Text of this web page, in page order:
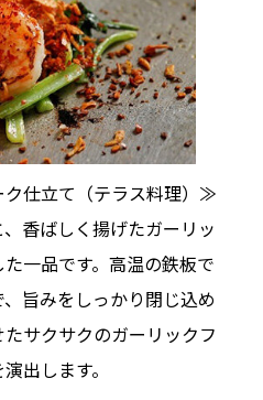
仕立て（テラス料理）≫
香ばしく揚げたガーリッ
一品です。高温の鉄板で
旨みをしっかり閉じ込め
サクサクのガーリックフ
出します。